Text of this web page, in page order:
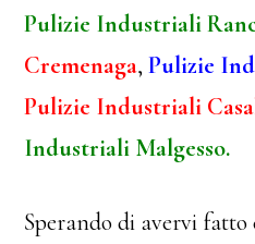
Pulizie Industriali
Cremenaga,Pulizie
Pulizie Industriali
Industriali Malgesso.
Sperando di avervi